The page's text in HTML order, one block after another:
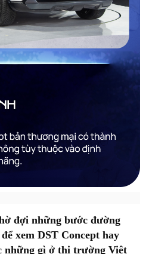
đợi những bước đường
xem DST Concept hay
những gì ở thị trường Việt